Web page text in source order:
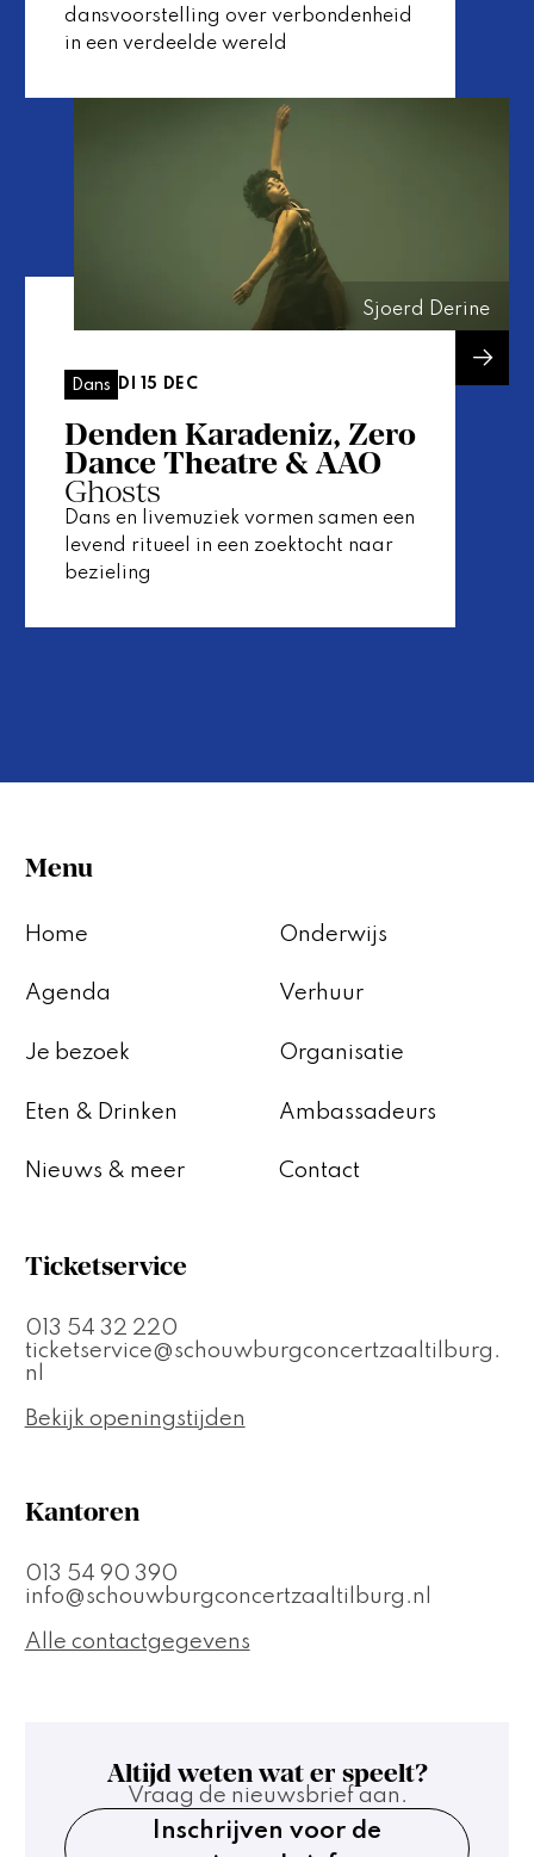
dansvoorstelling over verbondenheid
in een verdeelde wereld
Dans DI 15 DEC
Denden Karadeniz, Zero
Dance Theatre & AAO
Ghosts
Dans en livemuziek vormen samen een
levend ritueel in een zoektocht naar
bezieling
Sjoerd Derine
Menu
Home
Agenda
Je bezoek
Eten & Drinken
Nieuws & meer
Onderwijs
Verhuur
Organisatie
Ambassadeurs
Contact
Ticketservice
013 54 32 220
ticketservice@schouwburgconcertzaaltilburg.
nl
Bekijk openingstijden
Kantoren
013 54 90 390
info@schouwburgconcertzaaltilburg.nl
Alle contactgegevens
Altijd weten wat er speelt?
Vraag de nieuwsbrief aan.
Inschrijven voor de